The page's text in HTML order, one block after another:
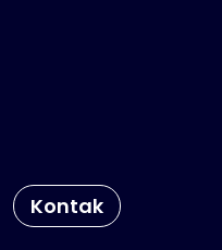
Kontak